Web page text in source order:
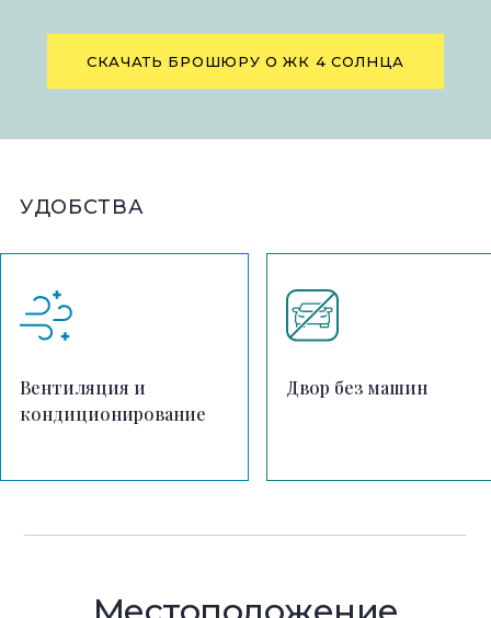
СКАЧАТЬ БРОШЮРУ О ЖК 4 СОЛНЦА
УДОБСТВА
Вентиляция и
кондиционирование
Двор без машин